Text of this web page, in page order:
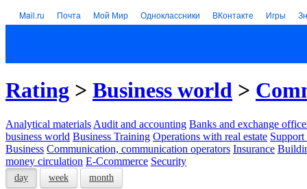
Mail.ru Почта Мой Мир Одноклассники ВКонтакте Игры
Rating > Business world >
Analytical materials Audit and accounting Banks and exchange
business world Business Training Operations with real estate Support
Business Communication, communication operators Insurance
money circulation E-Ccommerce Security
day week month